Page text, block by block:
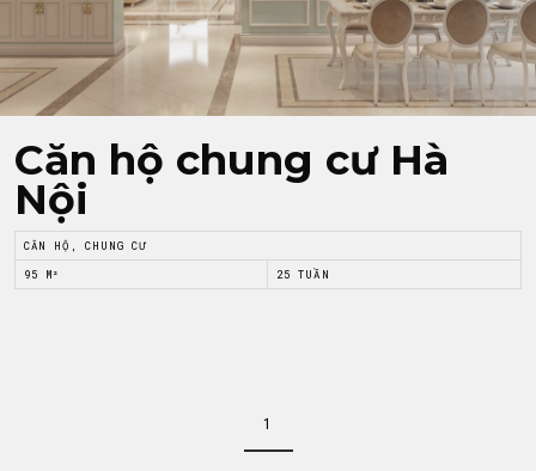
Căn hộ chung cư Hà
Nội
CĂN HỘ, CHUNG CƯ
95 M² 25 TUẦN
1